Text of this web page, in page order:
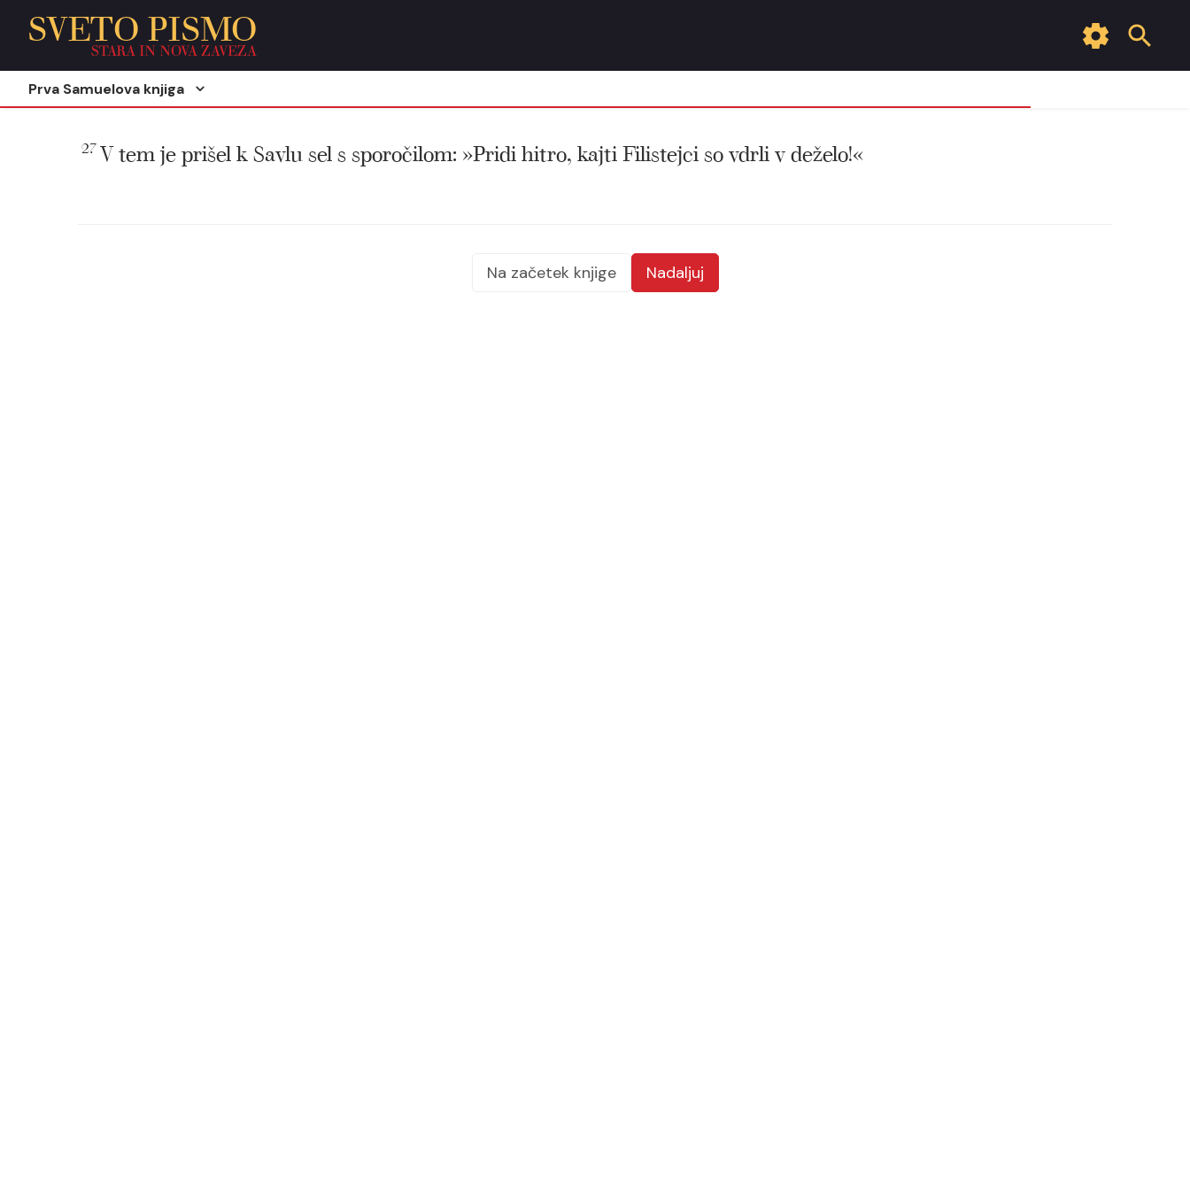
SVETO PISMO
STARA IN NOVA ZAVEZA
Prva Samuelova knjiga
27V tem je prišel k Savlu sel s sporočilom: »Pridi hitro, kajti Filistejci so vdrli v deželo!«
Na začetek knjige Nadaljuj